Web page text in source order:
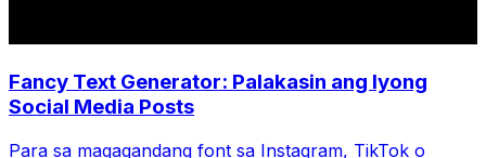
Fancy Text Generator: Palakasin ang Iyong
Social Media Posts
Para sa magagandang font sa Instagram, TikTok o